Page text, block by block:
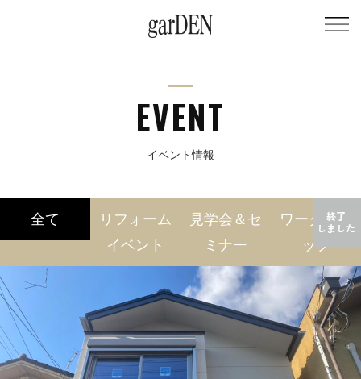
EVENT
イベント情報
全て
リフォーム
イベント
見学会＆セ
ミナー
ワークショ
ップ